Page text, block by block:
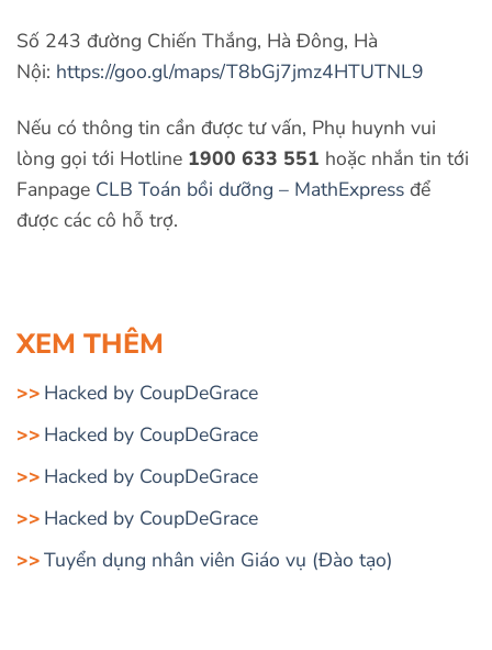
Số 243 đường Chiến Thắng, Hà Đông, Hà
Nội: https://goo.gl/maps/T8bGj7jmz4HTUTNL9
Nếu có thông tin cần được tư vấn, Phụ huynh vui
lòng gọi tới Hotline 1900 633 551 hoặc nhắn tin tới
Fanpage CLB Toán bồi dưỡng – MathExpress để
được các cô hỗ trợ.
XEM THÊM
Hacked by CoupDeGrace
Hacked by CoupDeGrace
Hacked by CoupDeGrace
Hacked by CoupDeGrace
Tuyển dụng nhân viên Giáo vụ (Đào tạo)